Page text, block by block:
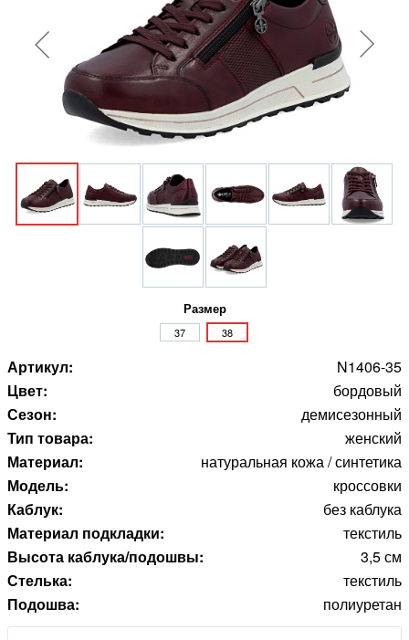
Размер
37 38
Артикул:
N1406-35
Цвет:
бордовый
Сезон:
демисезонный
Тип товара:
женский
Материал:
натуральная кожа / синтетика
Модель:
кроссовки
Каблук:
без каблука
Материал подкладки:
текстиль
Высота каблука/подошвы:
3,5 см
Стелька:
текстиль
Подошва:
полиуретан